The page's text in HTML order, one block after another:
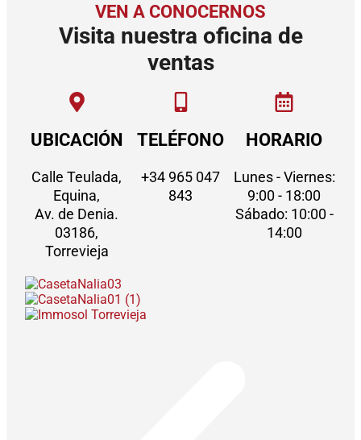
VEN A CONOCERNOS
Visita nuestra oficina de
ventas
UBICACIÓN
Calle Teulada,
Equina,
Av. de Denia.
03186,
Torrevieja
TELÉFONO
+34 965 047
843
HORARIO
Lunes - Viernes:
9:00 - 18:00
Sábado: 10:00 -
14:00